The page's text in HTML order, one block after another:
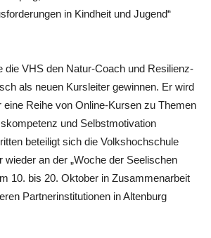
in Kindheit und Jugend“
die VHS den Natur-Coach und Resilienz-
als neuen Kursleiter gewinnen. Er wird
eine Reihe von Online-Kursen zu Themen
und Selbstmotivation
beteiligt sich die Volkshochschule
wieder an der „Woche der Seelischen
10. bis 20. Oktober in Zusammenarbeit
Partnerinstitutionen in Altenburg